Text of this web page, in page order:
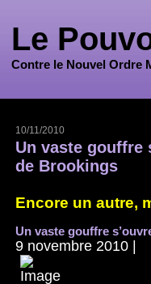
Le
Contre le Nouvel Ordre
10/11/2010
Un vaste gouffre
de Brookings
Encore un autre,
Un vaste gouffre
9 novembre 2010 |